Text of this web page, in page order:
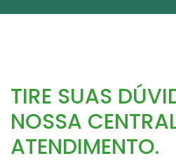
TIRE SUAS
NOSSA
ATENDIMENTO.